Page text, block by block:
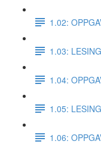
1.02:
1.03:
1.04:
1.05:
1.06: